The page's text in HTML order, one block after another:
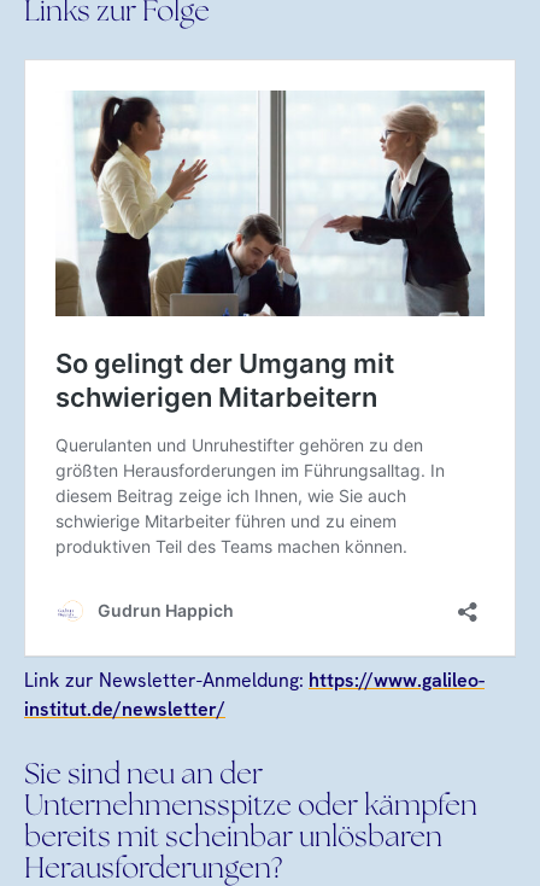
Links zur Folge
Link zur Newsletter-Anmeldung: https://www.galileo-
institut.de/newsletter/
Sie sind neu an der
Unternehmensspitze oder kämpfen
bereits mit scheinbar unlösbaren
Herausforderungen?